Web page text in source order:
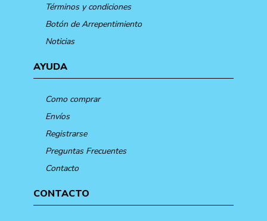
Términos y condiciones
Botón de Arrepentimiento
Noticias
AYUDA
Como comprar
Envíos
Registrarse
Preguntas Frecuentes
Contacto
CONTACTO